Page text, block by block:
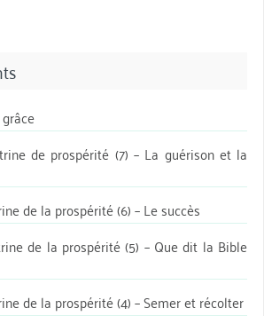
de prospérité (7) – La guérison et la
de la prospérité (6) – Le succès
de la prospérité (5) – Que dit la Bible
de la prospérité (4) – Semer et récolter